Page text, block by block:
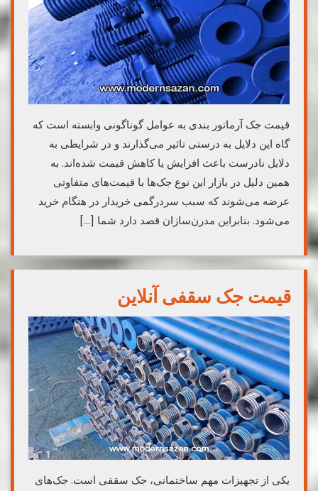
قیمت جک آرماتور بندی به عوامل گوناگونی وابسته است که
گاه این دلایل به درستی تاثیر می‌گذارند و در شرایطی به
دلایل نادرست باعث افزایش یا کاهش قیمت شده‌اند. به
همین دلیل در بازار این نوع جک‌ها با قیمت‌های متفاوتی
عرضه می‌شوند که سبب سردرگمی خریدار در هنگام خرید
می‌شود. بنابراین مدرن‌سازان قصد دارد شما […]
قیمت جک سقفی آنلاین
یکی از تجهیزات مهم ساختمانی، جک سقفی است. جک‌های